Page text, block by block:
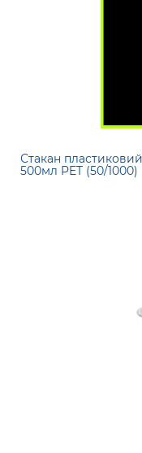
Стакан
500мл PET (50/1000)